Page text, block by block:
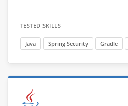
TESTED SKILLS
Java Spring Security Gradle